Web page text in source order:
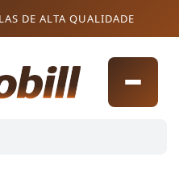
DE ALTA QUALIDADE